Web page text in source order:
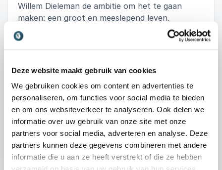
Deze website maakt gebruik van cookies
We gebruiken cookies om content en advertenties te
personaliseren, om functies voor social media te bieden
en om ons websiteverkeer te analyseren. Ook delen we
informatie over uw gebruik van onze site met onze
partners voor social media, adverteren en analyse. Deze
partners kunnen deze gegevens combineren met andere
informatie die u aan ze heeft verstrekt of die ze hebben
Willem Dieleman de ambitie om het te gaan
maken: een groot en meeslepend leven.
Makkelijker gezegd dan gedaan. Waar haar je
voldoening uit? en wat maakt iemand succesvol?
Op zoek naar betekenis begint Willem aan een
geopend. Succes behalen hoeft niet iets groots
te zijn - met een klein gebaar kan je heel veel
betekenen! In zijn boek “Pancake Adventures”
vertelt spreker Willem Dieleman zijn verhaal.
+Lees meer
Vraag vrijblijvend info aan : Willem Dieleman De